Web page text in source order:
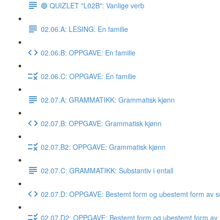
🔵 QUIZLET "L02B": Vanlige verb
02.06.A: LESING: En familie
02.06.B: OPPGAVE: En familie
02.06.C: OPPGAVE: En familie
02.07.A: GRAMMATIKK: Grammatisk kjønn
02.07.B: OPPGAVE: Grammatisk kjønn
02.07.B2: OPPGAVE: Grammatisk kjønn
02.07.C: GRAMMATIKK: Substantiv i entall
02.07.D: OPPGAVE: Bestemt form og ubestemt form av
02.07.D2: OPPGAVE: Bestemt form og ubestemt form av